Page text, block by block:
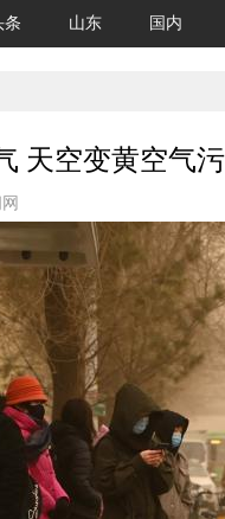
条 山东 国内
天空变黄空气